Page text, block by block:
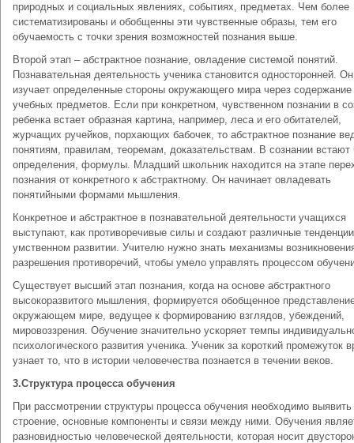
природных и социальных явлениях, событиях, предметах. Чем более
систематизированы и обобщенны эти чувственные образы, тем его
обучаемость с точки зрения возможностей познания выше.
Второй этап – абстрактное познание, овладение системой понятий.
Познавательная деятельность ученика становится односторонней. Он
изучает определенные стороны окружающего мира через содержание
учебных предметов. Если при конкретном, чувственном познании в
ребенка встает образная картина, например, леса и его обитателей,
журчащих ручейков, порхающих бабочек, то абстрактное познание
понятиям, правилам, теоремам, доказательствам. В сознании встают
определения, формулы. Младший школьник находится на этапе
познания от конкретного к абстрактному. Он начинает овладевать
понятийными формами мышления.
Конкретное и абстрактное в познавательной деятельности учащихся
выступают, как противоречивые силы и создают различные
умственном развитии. Учителю нужно знать механизмы
разрешения противоречий, чтобы умело управлять процессом
Существует высший этап познания, когда на основе абстрактного
высокоразвитого мышления, формируется обобщенное
окружающем мире, ведущее к формированию взглядов, убеждений,
мировоззрения. Обучение значительно ускоряет темпы
психологического развития ученика. Ученик за короткий промежуток
узнает то, что в истории человечества познается в течении веков.
3.Структура процесса обучения
При рассмотрении структуры процесса обучения необходимо выявить
строение, основные компоненты и связи между ними. Обучения
разновидностью человеческой деятельности, которая носит